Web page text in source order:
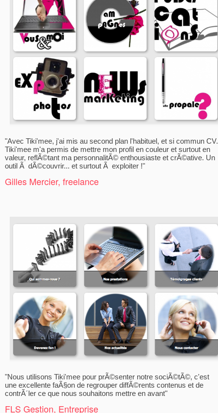
"Avec Tiki'mee, j'ai mis au second plan l'habituel, et si commun CV.
Tiki'mee m'a permis de mettre mon profil en couleur et surtout en
valeur, reflÃ©tant ma personnalitÃ© enthousiaste et crÃ©ative. Un
outil Ã dÃ©couvrir... et surtout Ã exploiter !"
Gilles Mercier, freelance
"Nous utilisons Tiki'mee pour prÃ©senter notre sociÃ©tÃ©, c'est
une excellente faÃ§on de regrouper diffÃ©rents contenus et de
contrÃ´ler ce que nous souhaitons mettre en avant"
FLS Gestion, Entreprise